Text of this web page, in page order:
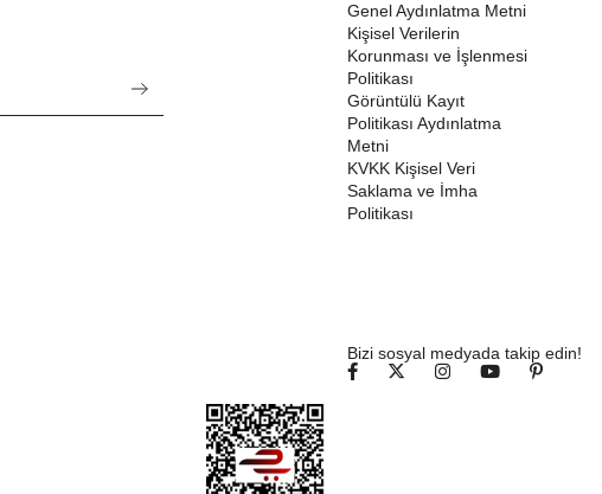
Genel Aydınlatma Metni
Kişisel Verilerin
Korunması ve İşlenmesi
Politikası
Görüntülü Kayıt
Politikası Aydınlatma
Metni
KVKK Kişisel Veri
Saklama ve İmha
Politikası
Bizi sosyal medyada takip edin!